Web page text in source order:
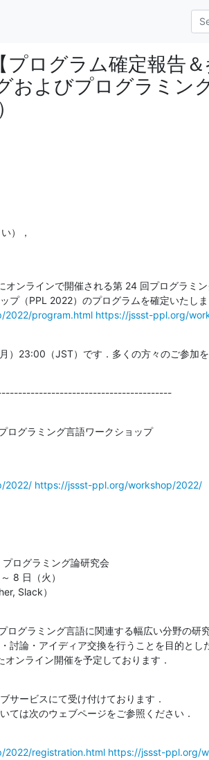
ログラム確定報告
およびプログラミン
），
オンラインで開催される第 24 回プログラミ
2022/program.html https://jssst-ppl.org/
）23:00（JST）です．多くの方々のご参加を
ログラミング言語ワークショップ
2022/ https://jssst-ppl.org/workshop/2022/
ログラミング論研究会
8 日（火）
Slack）
ログラミング言語に関連する幅広い分野の研
討論・アイディア交換を行うことを目的とし
ンライン開催を予定しております．
サービスにて受け付けております．
ては次のウェブページをご参照ください．
registration.html https://jssst-ppl.org/